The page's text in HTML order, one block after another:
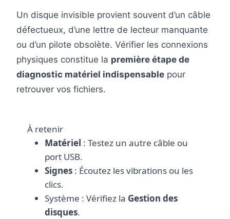
Un disque invisible provient souvent d’un câble
défectueux, d’une lettre de lecteur manquante
ou d’un pilote obsolète. Vérifier les connexions
physiques constitue la première étape de
diagnostic matériel indispensable pour
retrouver vos fichiers.
À retenir
Matériel : Testez un autre câble ou
port USB.
Signes : Écoutez les vibrations ou les
clics.
Système : Vérifiez la Gestion des
disques.